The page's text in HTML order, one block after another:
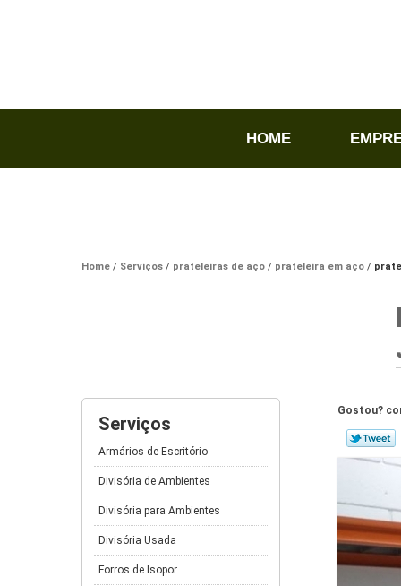
HOME
Home Serviços prateleiras de aço prateleira em aço
Serviços
Armários de Escritório
Divisória de Ambientes
Divisória para Ambientes
Divisória Usada
Forros de Isopor
Gostou?